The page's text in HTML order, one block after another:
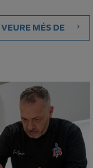
VEURE MÉS DE